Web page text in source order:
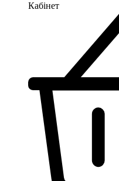
Кабінет